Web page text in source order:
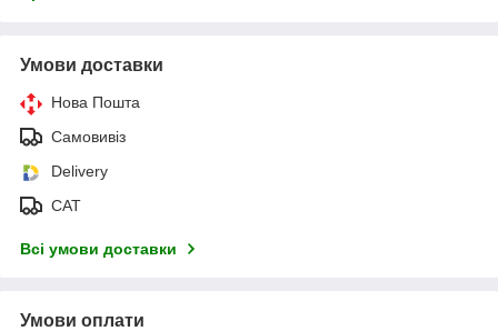
Умови доставки
Нова Пошта
Самовивіз
Delivery
САТ
Всі умови доставки
Умови оплати